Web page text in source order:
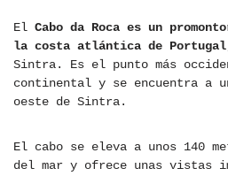
El Cabo da Roca es un
la costa atlántica de Portugal
Sintra. Es el punto más
continental y se encuentra a
oeste de Sintra.
El cabo se eleva a unos 140
del mar y ofrece unas vistas